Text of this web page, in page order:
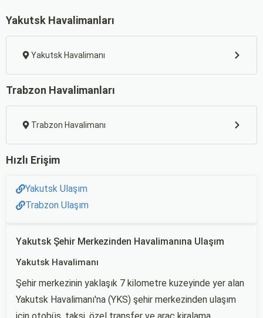
Yakutsk Havalimanları
Yakutsk Havalimanı
Trabzon Havalimanları
Trabzon Havalimanı
Hızlı Erişim
Yakutsk Ulaşım
Trabzon Ulaşım
Yakutsk Şehir Merkezinden Havalimanına Ulaşım
Yakutsk Havalimanı
Şehir merkezinin yaklaşık 7 kilometre kuzeyinde yer alan
Yakutsk Havalimanı'na (YKS) şehir merkezinden ulaşım